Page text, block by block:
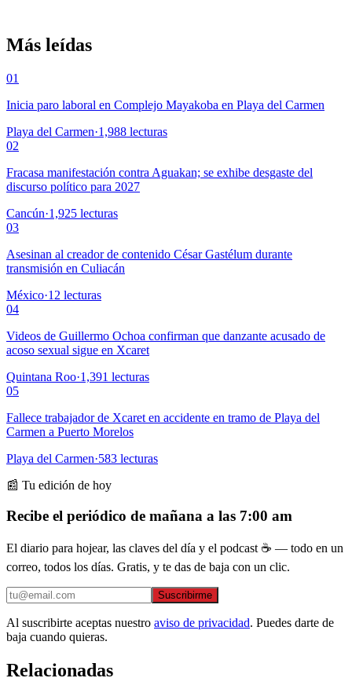
Más leídas
01
Inicia paro laboral en Complejo Mayakoba en Playa del Carmen
Playa del Carmen·1,988 lecturas
02
Fracasa manifestación contra Aguakan; se exhibe desgaste del
discurso político para 2027
Cancún·1,925 lecturas
03
Asesinan al creador de contenido César Gastélum durante
transmisión en Culiacán
México·12 lecturas
04
Videos de Guillermo Ochoa confirman que danzante acusado de
acoso sexual sigue en Xcaret
Quintana Roo·1,391 lecturas
05
Fallece trabajador de Xcaret en accidente en tramo de Playa del
Carmen a Puerto Morelos
Playa del Carmen·583 lecturas
📰 Tu edición de hoy
Recibe el periódico de mañana a las 7:00 am
El diario para hojear, las claves del día y el podcast ☕ — todo en un
correo, todos los días. Gratis, y te das de baja con un clic.
Suscribirme
Al suscribirte aceptas nuestro aviso de privacidad. Puedes darte de
baja cuando quieras.
Relacionadas